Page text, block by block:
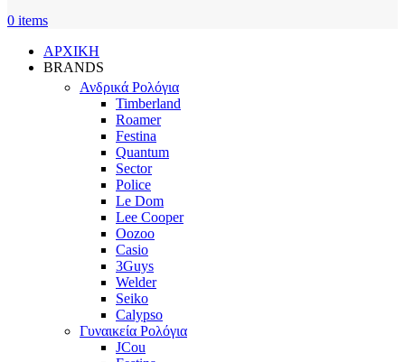
0 items
ΑΡΧΙΚΗ
BRANDS
Ανδρικά Ρολόγια
Timberland
Roamer
Festina
Quantum
Sector
Police
Le Dom
Lee Cooper
Oozoo
Casio
3Guys
Welder
Seiko
Calypso
Γυναικεία Ρολόγια
JCou